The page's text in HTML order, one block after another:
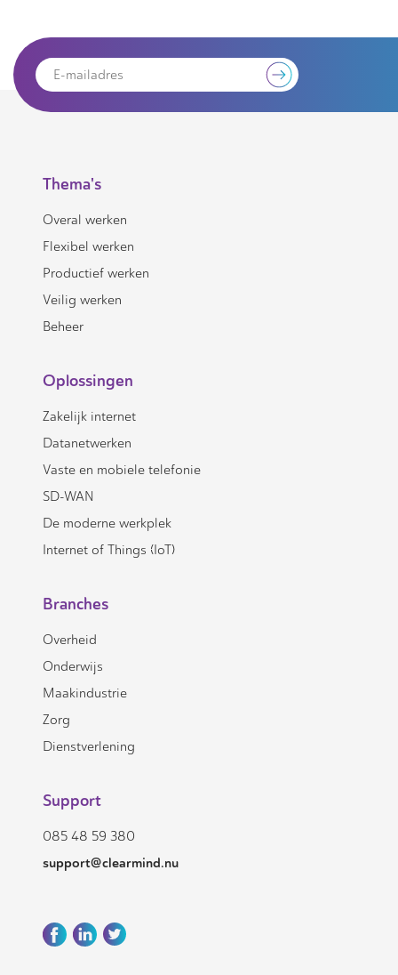
Thema's
Overal werken
Flexibel werken
Productief werken
Veilig werken
Beheer
Oplossingen
Zakelijk internet
Datanetwerken
Vaste en mobiele telefonie
SD-WAN
De moderne werkplek
Internet of Things (IoT)
Branches
Overheid
Onderwijs
Maakindustrie
Zorg
Dienstverlening
Support
085 48 59 380
support@clearmind.nu